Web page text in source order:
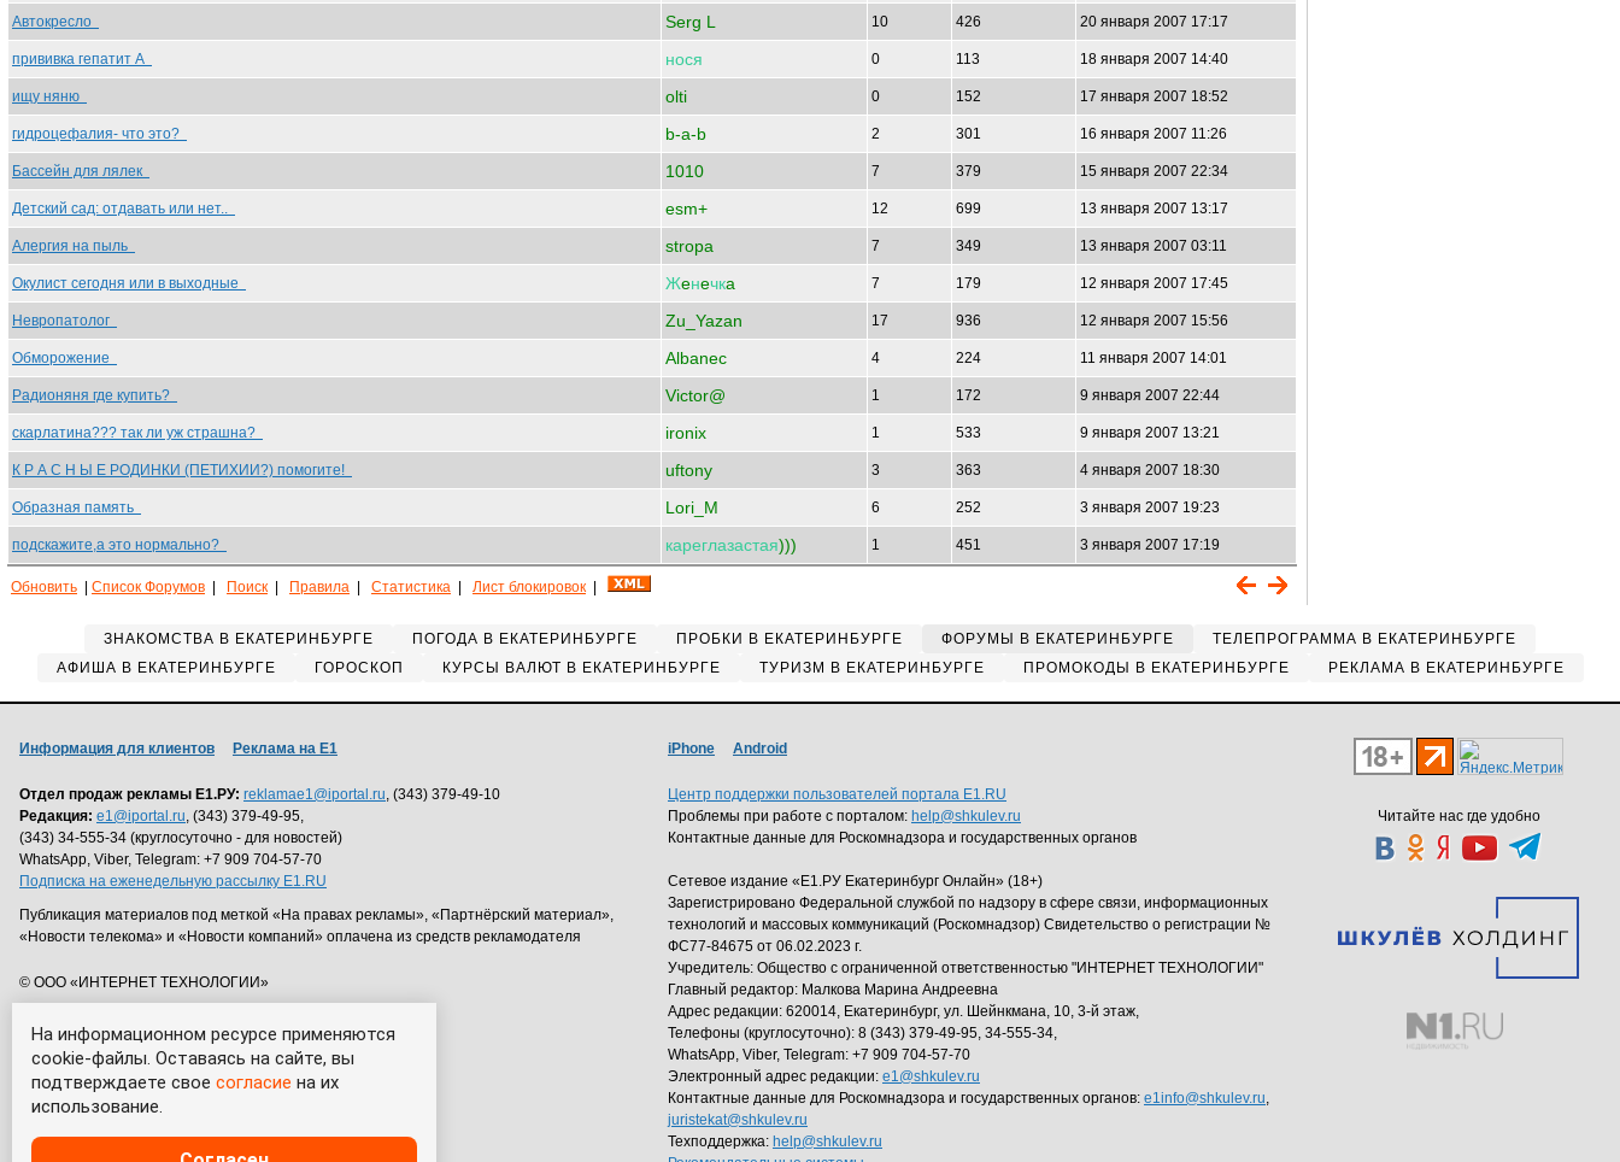
На информационном ресурсе применяются
cookie-файлы. Оставаясь на сайте, вы
подтверждаете свое согласие на их
использование.
Автокресло Serg L 10 426 20 января 2007 17:17
прививка гепатит А нося 0 113 18 января 2007 14:40
ищу няню olti 0 152 17 января 2007 18:52
гидроцефалия- что это? b-a-b 2 301 16 января 2007 11:26
Бассейн для лялек 1010 7 379 15 января 2007 22:34
Детский сад: отдавать или нет.. esm+ 12 699 13 января 2007 13:17
Алергия на пыль stropa 7 349 13 января 2007 03:11
Окулист сегодня или в выходные Жeнeчкa 7 179 12 января 2007 17:45
Невропатолог Zu_Yazan 17 936 12 января 2007 15:56
Обморожение Albanec 4 224 11 января 2007 14:01
Радионяня где купить? Victor@ 1 172 9 января 2007 22:44
скарлатина??? так ли уж страшна? ironix 1 533 9 января 2007 13:21
К Р А С Н Ы Е РОДИНКИ (ПЕТИХИИ?) помогите! uftony 3 363 4 января 2007 18:30
Образная память Lori_M 6 252 3 января 2007 19:23
подскажите,а это нормально? кареглазастая))) 1 451 3 января 2007 17:19
Обновить Список Форумов Поиск Правила Статистика Лист блокировок
ЗНАКОМСТВА В ЕКАТЕРИНБУРГЕ ПОГОДА В ЕКАТЕРИНБУРГЕ ПРОБКИ В ЕКАТЕРИНБУРГЕ ФОРУМЫ В ЕКАТЕРИНБУРГЕ
ТЕЛЕПРОГРАММА В ЕКАТЕРИНБУРГЕ
АФИША В ЕКАТЕРИНБУРГЕ
ГОРОСКОП КУРСЫ ВАЛЮТ В ЕКАТЕРИНБУРГЕ ТУРИЗМ В ЕКАТЕРИНБУРГЕ ПРОМОКОДЫ В ЕКАТЕРИНБУРГЕ РЕКЛАМА В ЕКАТЕРИНБУРГЕ
Читайте нас где удобно
Информация для клиентов Реклама на Е1
Отдел продаж рекламы Е1.РУ: reklamae1@iportal.ru, (343) 379-49-10
Редакция: e1@iportal.ru, (343) 379-49-95,
(343) 34-555-34 (круглосуточно - для новостей)
WhatsApp, Viber, Telegram: +7 909 704-57-70
Подписка на еженедельную рассылку E1.RU
Публикация материалов под меткой «На правах рекламы», «Партнёрский материал»,
«Новости телекома» и «Новости компаний» оплачена из средств рекламодателя
© ООО «ИНТЕРНЕТ ТЕХНОЛОГИИ»
iPhone Android
Центр поддержки пользователей портала E1.RU
Проблемы при работе с порталом: help@shkulev.ru
Контактные данные для Роскомнадзора и государственных органов
Сетевое издание «Е1.РУ Екатеринбург Онлайн» (18+)
Зарегистрировано Федеральной службой по надзору в сфере связи, информационных
технологий и массовых коммуникаций (Роскомнадзор) Свидетельство о регистрации №
ФС77-84675 от 06.02.2023 г.
Учредитель: Общество с ограниченной ответственностью "ИНТЕРНЕТ ТЕХНОЛОГИИ"
Главный редактор: Малкова Марина Андреевна
Адрес редакции: 620014, Екатеринбург, ул. Шейнкмана, 10, 3-й этаж,
Телефоны (круглосуточно): 8 (343) 379-49-95, 34-555-34,
WhatsApp, Viber, Telegram: +7 909 704-57-70
Электронный адрес редакции: e1@shkulev.ru
Контактные данные для Роскомнадзора и государственных органов: e1info@shkulev.ru,
juristekat@shkulev.ru
Техподдержка: help@shkulev.ru